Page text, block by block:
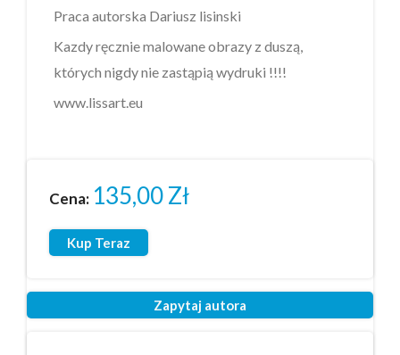
Praca autorska Dariusz lisinski
Kazdy ręcznie malowane obrazy z duszą,
których nigdy nie zastąpią wydruki !!!!
www.lissart.eu
Cena: 135,00Zł
Kup Teraz
Zapytaj autora